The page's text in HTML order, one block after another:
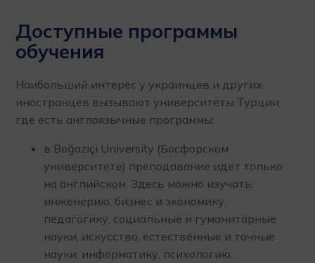
Доступные программы
обучения
Наибольший интерес у украинцев и других
иностранцев вызывают университеты Турции,
где есть англоязычные программы:
в Boğaziçi University (Босфорском
университете) преподавание идет только
на английском. Здесь можно изучать:
инженерию, бизнес и экономику,
педагогику, социальные и гуманитарные
науки, искусство, естественные и точные
науки, информатику, психологию;